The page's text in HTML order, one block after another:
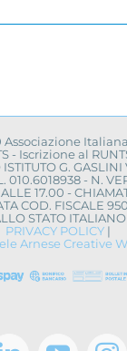
Associazione
- Iscrizione al
G. GASLINI
010.6018938 - N.
17.00 -
COD. FISCALE
STATO
PRIVACY POLICY |
Arnese Creative